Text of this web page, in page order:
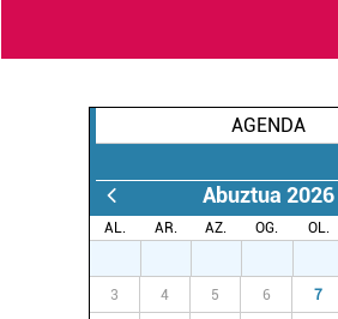
AGENDA
Abuztua 2026
AL. AR. AZ. OG. OL.
3 4 5 6 7